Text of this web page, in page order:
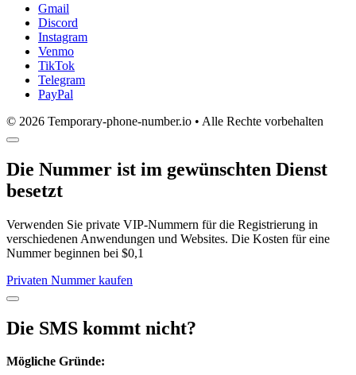
Gmail
Discord
Instagram
Venmo
TikTok
Telegram
PayPal
© 2026 Temporary-phone-number.io • Alle Rechte vorbehalten
Die Nummer ist im gewünschten Dienst
besetzt
Verwenden Sie private VIP-Nummern für die Registrierung in
verschiedenen Anwendungen und Websites. Die Kosten für eine
Nummer beginnen bei $0,1
Privaten Nummer kaufen
Die SMS kommt nicht?
Mögliche Gründe: